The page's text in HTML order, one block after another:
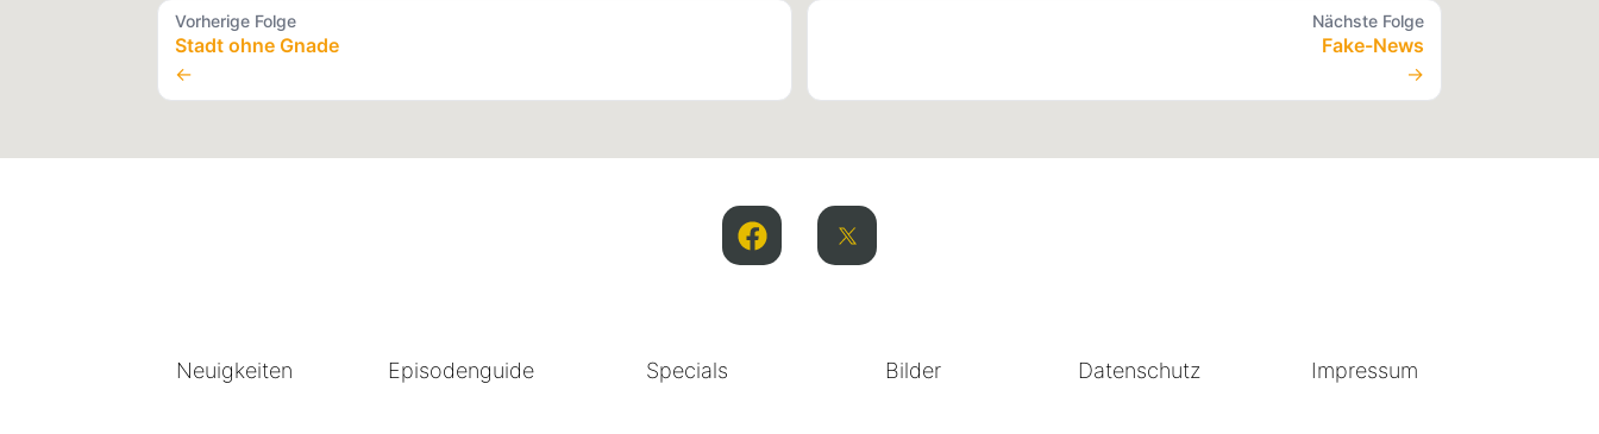
Vorherige Folge
Stadt ohne Gnade
←
Nächste Folge
Fake-News
→
Neuigkeiten Episodenguide Specials Bilder Datenschutz Impressum